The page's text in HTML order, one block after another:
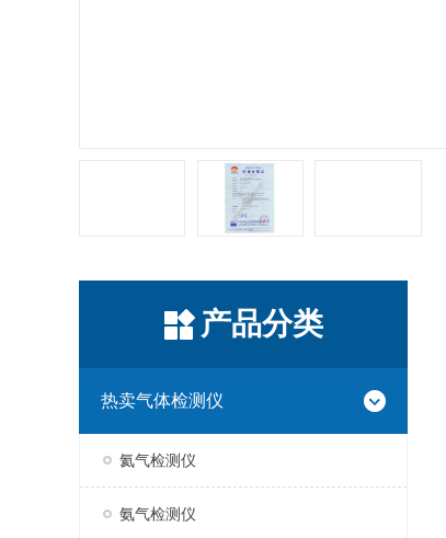
产品分类
热卖气体检测仪
氦气检测仪
氨气检测仪